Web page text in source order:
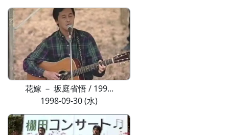
花嫁 － 坂庭省悟 / 199...
1998-09-30 (水)